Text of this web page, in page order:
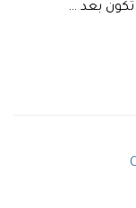
تكون بعد …